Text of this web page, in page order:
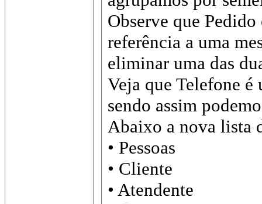
Observe que
referência a uma
eliminar uma das
Veja que Telefone
sendo assim
Abaixo a nova lista
• Pessoas
• Cliente
• Atendente